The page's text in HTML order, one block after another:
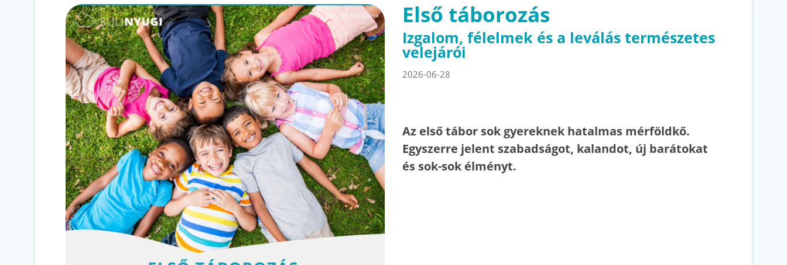
Első táborozás
Izgalom, félelmek és a leválás természetes
velejárói
2026-06-28
Az első tábor sok gyereknek hatalmas mérföldkő.
Egyszerre jelent szabadságot, kalandot, új barátokat
és sok-sok élményt.